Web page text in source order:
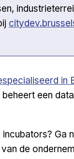
in
een
Ga
de